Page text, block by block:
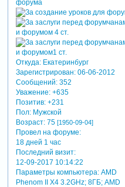
Откуда:Екатеринбург
Зарегистрирован: 06-06-2012
Сообщений:352
Уважение: +635
Позитив: +231
Пол:Мужской
Возраст:75 [1950-09-04]
Провел на форуме:
18 дней 1 час
Последний визит:
12-09-2017 10:14:22
Параметры компьютера:AMD
Phenom II X4 3.2GHz; 8ГБ; AMD